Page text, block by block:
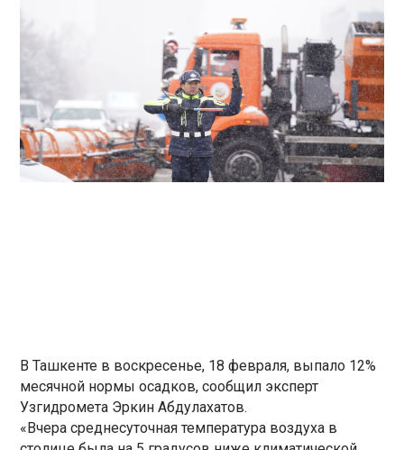
В Ташкенте в воскресенье, 18 февраля, выпало 12%
месячной нормы осадков, сообщил эксперт
Узгидромета Эркин Абдулахатов.
«Вчера среднесуточная температура воздуха в